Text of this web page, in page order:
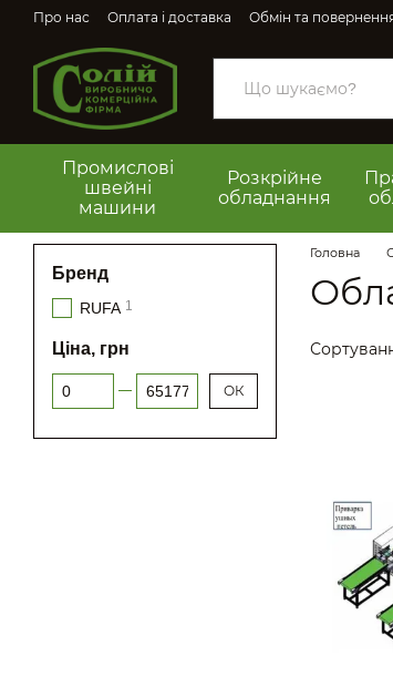
Перейти до основного контенту
Про нас Оплата і доставка Обмін та
Промислові
швейні
машини
Розкрійне
обладнання
Головна
Бренд
RUFA 1
Ціна, грн
Від Ціна, грн
До Ціна, грн ОК